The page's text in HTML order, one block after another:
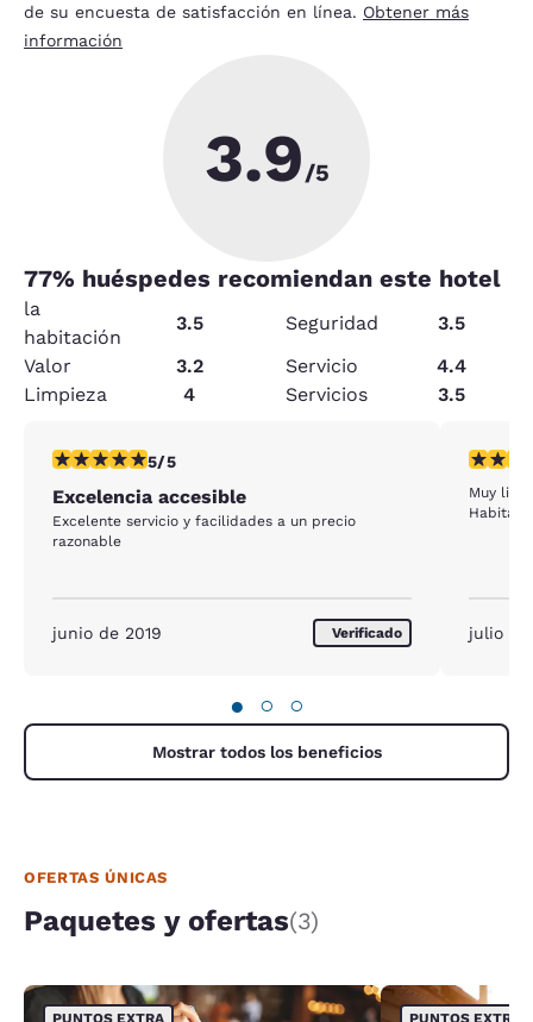
de su encuesta de satisfacción en línea. Obtener más
información
3.9/5
77% huéspedes recomiendan este hotel
la
habitación
3.5 Seguridad
3.5
Valor
3.2 Servicio
4.4
Limpieza
4 Servicios 3.5
calificación de 5 estrellas. Excepcional. 1 reseña
5/5
Excelencia accesible
Excelente servicio y facilidades a un precio
razonable
junio de 2019 Verificado
Muy
julio de
● ○ ○
Mostrar todos los beneficios
OFERTAS ÚNICAS
Paquetes y ofertas(3)
PUNTOS EXTRA PUNTOS EXTRA